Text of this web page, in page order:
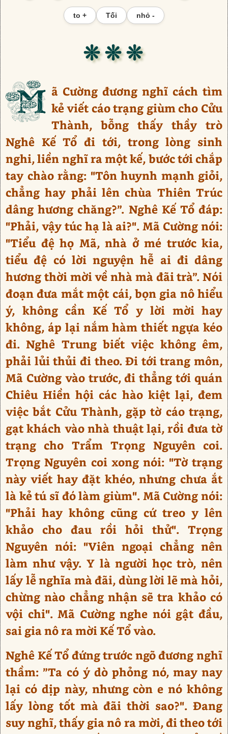
to + Tối nhỏ -
❊ ❊ ❊
M ã Cường đương nghĩ cách tìm
kẻ viết cáo trạng giùm cho Cửu
Thành, bỗng thấy thầy trò
Nghê Kế Tổ đi tới, trong lòng sinh
nghi, liền nghĩ ra một kế, bước tới chắp
tay chào rằng: "Tôn huynh mạnh giỏi,
chẳng hay phải lên chùa Thiên Trúc
dâng hương chăng?”. Nghê Kế Tổ đáp:
"Phải, vậy túc hạ là ai?". Mã Cường nói:
"Tiểu đệ họ Mã, nhà ở mé trước kia,
tiểu đệ có lời nguyện hễ ai đi dâng
hương thời mời về nhà mà đãi trà”. Nói
đoạn đưa mắt một cái, bọn gia nô hiểu
ý, không cần Kế Tổ y lời mời hay
không, áp lại nắm hàm thiết ngựa kéo
đi. Nghê Trung biết việc không êm,
phải lủi thủi đi theo. Đi tới trang môn,
Mã Cường vào trước, đi thẳng tới quán
Chiêu Hiền hội các hào kiệt lại, đem
việc bắt Cửu Thành, gặp tờ cáo trạng,
gạt khách vào nhà thuật lại, rồi đưa tờ
trạng cho Trẩm Trọng Nguyên coi.
Trọng Nguyên coi xong nói: "Tờ trạng
này viết hay đặt khéo, nhưng chưa ắt
là kẻ tú sĩ đó làm giùm". Mã Cường nói:
"Phải hay không cũng cứ treo y lên
khảo cho đau rồi hỏi thử". Trọng
Nguyên nói: "Viên ngoại chẳng nên
làm như vậy. Y là người học trò, nên
lấy lễ nghĩa mà đãi, dùng lời lẽ mà hỏi,
chừng nào chẳng nhận sẽ tra khảo có
vội chi". Mã Cường nghe nói gật đầu,
sai gia nô ra mời Kế Tổ vào.
Nghê Kế Tổ đứng trước ngõ đương nghĩ
thầm: ”Ta có ý dò phỏng nó, may nay
lại có dịp này, nhưng còn e nó không
lấy lòng tốt mà đãi thời sao?". Đang
suy nghĩ, thấy gia nô ra mời, đi theo tới